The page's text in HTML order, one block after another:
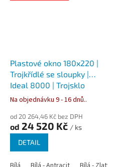
Plastové okno 180x220 |
Trojkřídlé se sloupky |
Ideal 8000 | Trojsklo
Na objednávku 9 - 16 dnů..
od 20 264,46 Kč bez DPH
od 24 520 Kč / ks
DETAIL